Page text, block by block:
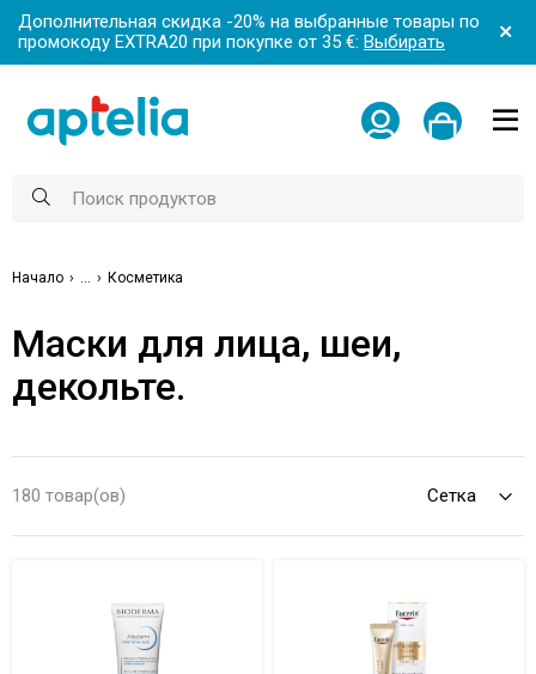
Дополнительная скидка -20% на выбранные товары по
промокоду EXTRA20 при покупке от 35 €: Выбирать
Начало Косметика
Маски для лица, шеи,
декольте.
180 товар(ов)